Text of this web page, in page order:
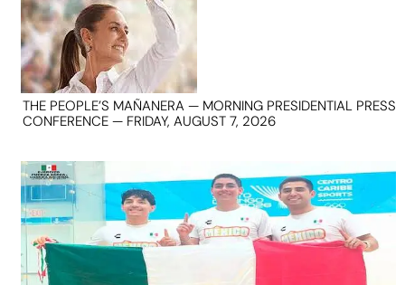
THE PEOPLE’S MAÑANERA — MORNING PRESIDENTIAL PRESS
CONFERENCE — FRIDAY, AUGUST 7, 2026